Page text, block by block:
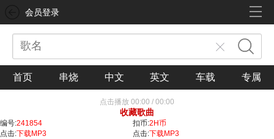
会员登录
首页 串烧 中文 英文 车载 专属
点击播放 00:00 / 00:00
收藏歌曲
编号:241854 扣币:2H币
点击:下载MP3 点击:下载MP3